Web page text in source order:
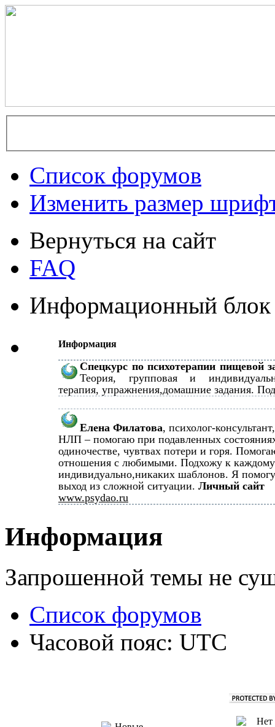
Список форумов
Изменить размер
Вернуться на сайт
FAQ
Информационный блок
Информация
Спецкурс по психотерапии пищевой
Теория, групповая и
терапия, упражнения,домашние задания.
Елена Филатова, психолог-
НЛП – помогаю при подавленных
одиночестве, чувтвах потери и горя.
отношения с любимыми. Подхожу к
индивидуально,никаких шаблонов. Я
выход из сложной ситуации. Личный сайт
www.psydao.ru
Информация
Запрошенной темы не
Список форумов
Часовой пояс: UTC